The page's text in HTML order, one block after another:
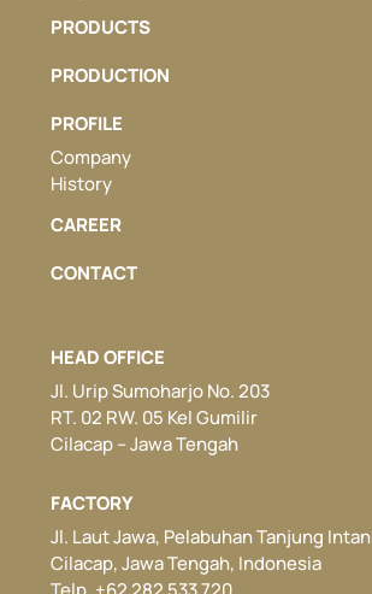
PRODUCTS
PRODUCTION
PROFILE
Company
History
CAREER
CONTACT
HEAD OFFICE
Jl. Urip Sumoharjo No. 203
RT. 02 RW. 05 Kel Gumilir
Cilacap – Jawa Tengah
FACTORY
Jl. Laut Jawa, Pelabuhan Tanjung Intan
Cilacap, Jawa Tengah, Indonesia